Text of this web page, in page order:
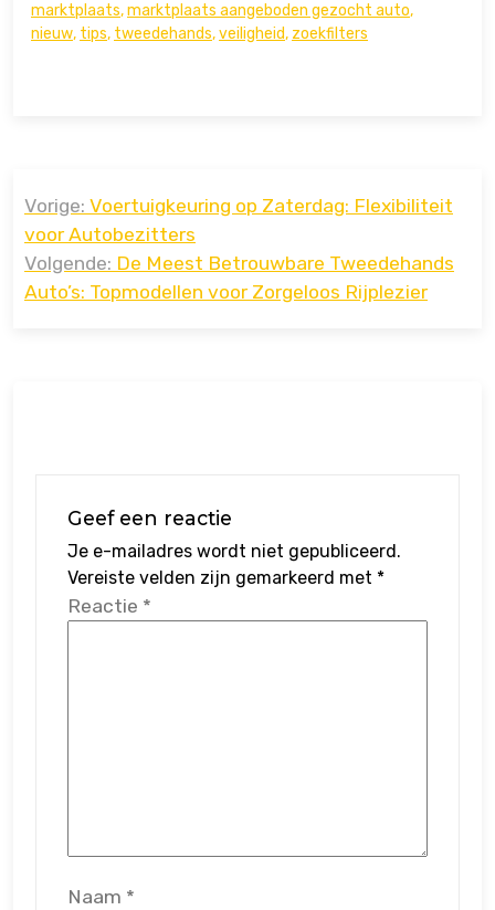
marktplaats,marktplaats aangeboden gezocht auto,
nieuw, tips, tweedehands,veiligheid, zoekfilters
navigatie
Vorige: Voertuigkeuring op Zaterdag: Flexibiliteit
voor Autobezitters
Volgende: De Meest Betrouwbare Tweedehands
Auto’s: Topmodellen voor Zorgeloos Rijplezier
Geef een reactie
Je e-mailadres wordt niet gepubliceerd.
Vereiste velden zijn gemarkeerd met *
Reactie *
Naam *